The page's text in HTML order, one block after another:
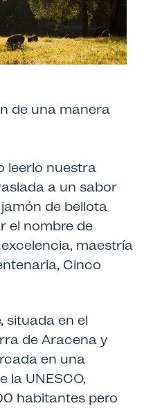
de una manera
leerlo nuestra
a un sabor
de bellota
el nombre de
maestría
Cinco
situada en el
de Aracena y
en una
la UNESCO,
habitantes pero